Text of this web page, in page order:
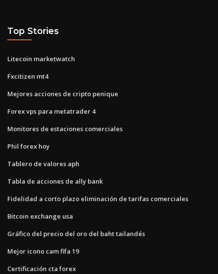
Top Stories
Litecoin marketwatch
Fxcitizen mt4
Mejores acciones de cripto penique
Forex vps para metatrader 4
Monitores de estaciones comerciales
Phil forex hoy
Tablero de valores aph
Tabla de acciones de ally bank
Fidelidad a corto plazo eliminación de tarifas comerciales
Bitcoin exchange usa
Gráfico del precio del oro del baht tailandés
Mejor icono cam fifa 19
Certificación cta forex